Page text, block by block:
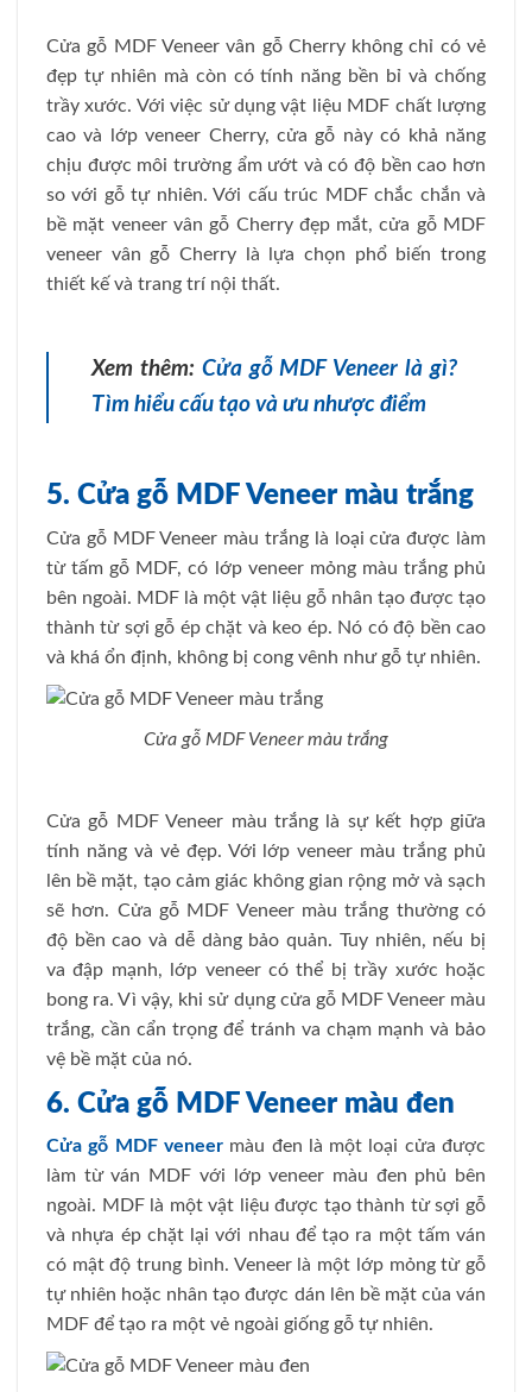
Cửa gỗ MDF Veneer vân gỗ Cherry không chỉ có vẻ
đẹp tự nhiên mà còn có tính năng bền bỉ và chống
trầy xước. Với việc sử dụng vật liệu MDF chất lượng
cao và lớp veneer Cherry, cửa gỗ này có khả năng
chịu được môi trường ẩm ướt và có độ bền cao hơn
so với gỗ tự nhiên. Với cấu trúc MDF chắc chắn và
bề mặt veneer vân gỗ Cherry đẹp mắt, cửa gỗ MDF
veneer vân gỗ Cherry là lựa chọn phổ biến trong
thiết kế và trang trí nội thất.
Xem thêm: Cửa gỗ MDF Veneer là gì?
Tìm hiểu cấu tạo và ưu nhược điểm
5. Cửa gỗ MDF Veneer màu trắng
Cửa gỗ MDF Veneer màu trắng là loại cửa được làm
từ tấm gỗ MDF, có lớp veneer mỏng màu trắng phủ
bên ngoài. MDF là một vật liệu gỗ nhân tạo được tạo
thành từ sợi gỗ ép chặt và keo ép. Nó có độ bền cao
và khá ổn định, không bị cong vênh như gỗ tự nhiên.
Cửa gỗ MDF Veneer màu trắng
Cửa gỗ MDF Veneer màu trắng là sự kết hợp giữa
tính năng và vẻ đẹp. Với lớp veneer màu trắng phủ
lên bề mặt, tạo cảm giác không gian rộng mở và sạch
sẽ hơn. Cửa gỗ MDF Veneer màu trắng thường có
độ bền cao và dễ dàng bảo quản. Tuy nhiên, nếu bị
va đập mạnh, lớp veneer có thể bị trầy xước hoặc
bong ra. Vì vậy, khi sử dụng cửa gỗ MDF Veneer màu
trắng, cần cẩn trọng để tránh va chạm mạnh và bảo
vệ bề mặt của nó.
6. Cửa gỗ MDF Veneer màu đen
Cửa gỗ MDF veneermàu đen là một loại cửa được
làm từ ván MDF với lớp veneer màu đen phủ bên
ngoài. MDF là một vật liệu được tạo thành từ sợi gỗ
và nhựa ép chặt lại với nhau để tạo ra một tấm ván
có mật độ trung bình. Veneer là một lớp mỏng từ gỗ
tự nhiên hoặc nhân tạo được dán lên bề mặt của ván
MDF để tạo ra một vẻ ngoài giống gỗ tự nhiên.